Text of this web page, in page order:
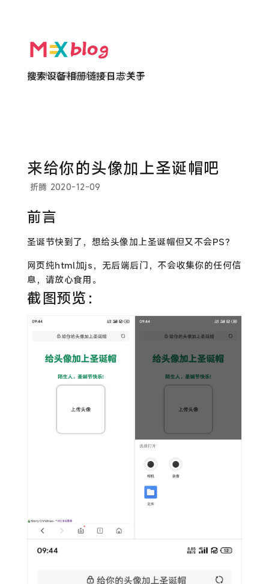
欲买桂花同载酒 终不似 少年游
搜索设备相册链接日志关于
来给你的头像加上圣诞帽吧
折腾 2020-12-09
前言
圣诞节快到了，想给头像加上圣诞帽但又不会PS?
网页纯html加js，无后端后门，不会收集你的任何信
息，请放心食用。
截图预览：